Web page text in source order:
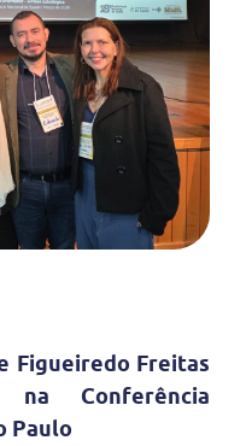
Figueiredo Freitas
na Conferência
Paulo